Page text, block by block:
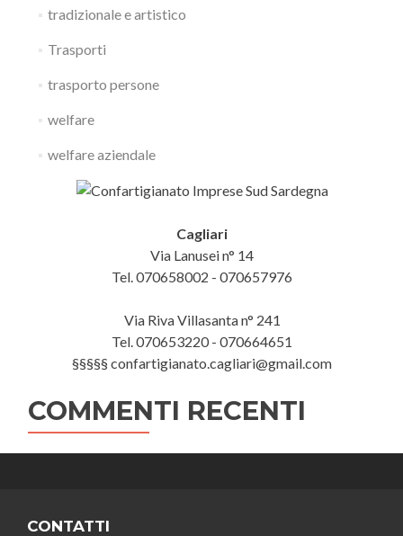
tradizionale e artistico
Trasporti
trasporto persone
welfare
welfare aziendale
Cagliari
Via Lanusei n° 14
Tel. 070658002 - 070657976
Via Riva Villasanta n° 241
Tel. 070653220 - 070664651
§§§§§ confartigianato.cagliari@gmail.com
COMMENTI RECENTI
CONTATTI